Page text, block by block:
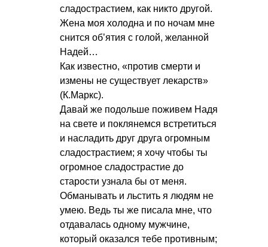
сладострастием, как никто другой.
Жена моя холодна и по ночам мне
снится об’ятия с голой, желанной
Надей…
Как известно, «против смерти и
измены не существует лекарств»
(К.Маркс).
Давай же подольше поживем Надя
на свете и поклянемся встретиться
и насладить друг друга огромным
сладострастием; я хочу чтобы ты
огромное сладострастие до
старости узнала бы от меня.
Обманывать и льстить я людям не
умею. Ведь ты же писала мне, что
отдавалась одному мужчине,
который оказался тебе противным;